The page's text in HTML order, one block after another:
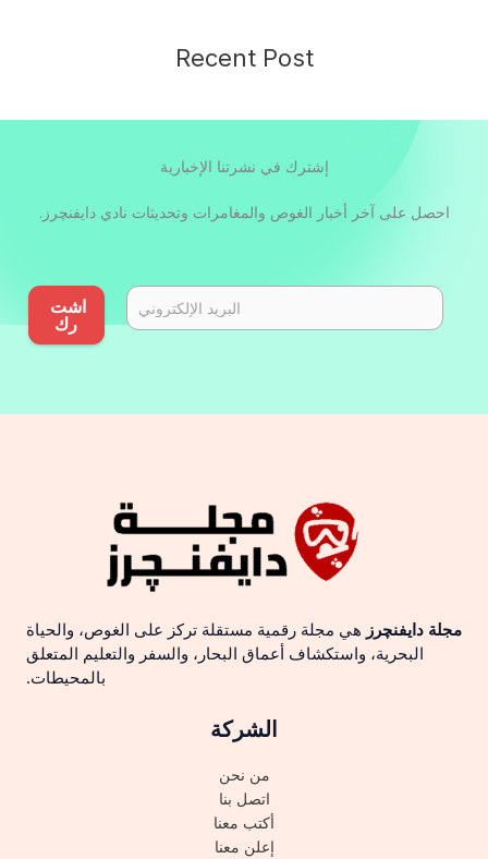
Recent Post
إشترك في نشرتنا الإخبارية
احصل على آخر أخبار الغوص والمغامرات وتحديثات نادي دايفنچرز.
اشت
رك
مجلة دايفنچرزهي مجلة رقمية مستقلة تركز على الغوص، والحياة
البحرية، واستكشاف أعماق البحار، والسفر والتعليم المتعلق
بالمحيطات.
الشركة
من نحن
اتصل بنا
أكتب معنا
إعلن معنا